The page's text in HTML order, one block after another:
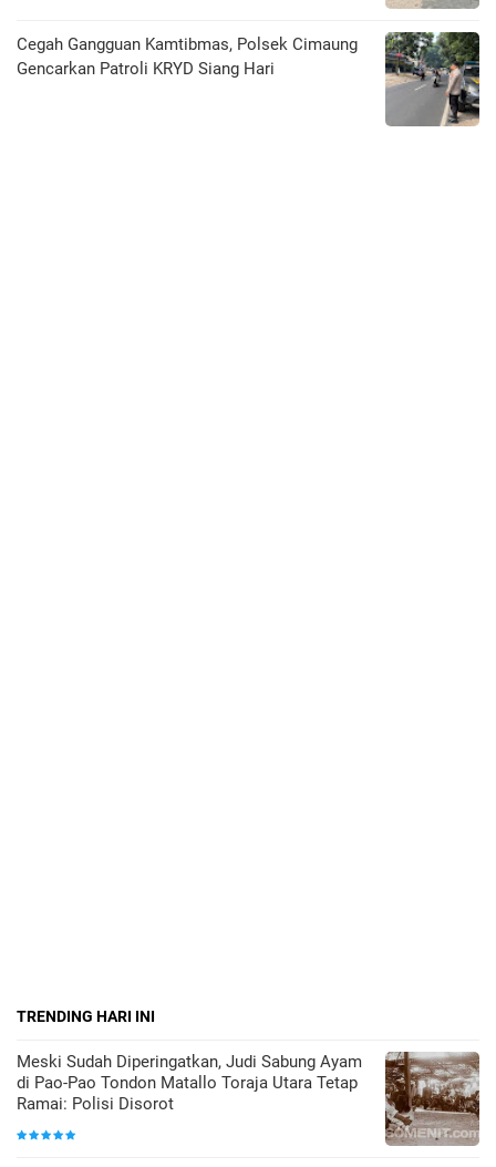
Cegah Gangguan Kamtibmas, Polsek Cimaung
Gencarkan Patroli KRYD Siang Hari
TRENDING HARI INI
Meski Sudah Diperingatkan, Judi Sabung Ayam
di Pao-Pao Tondon Matallo Toraja Utara Tetap
Ramai: Polisi Disorot